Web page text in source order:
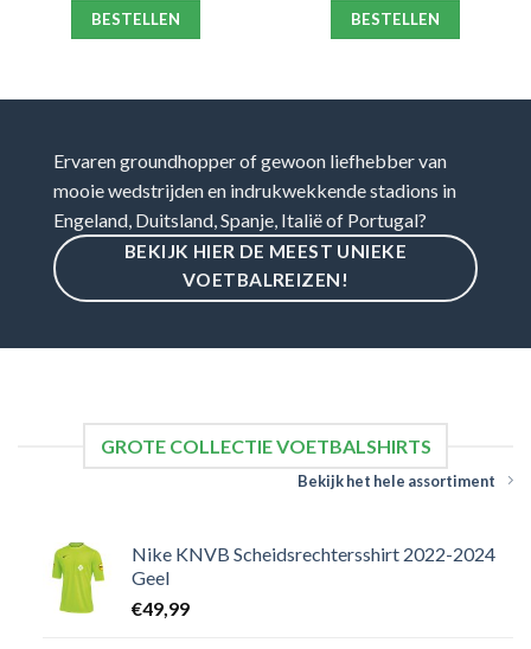
BESTELLEN BESTELLEN
Ervaren groundhopper of gewoon liefhebber van
mooie wedstrijden en indrukwekkende stadions in
Engeland, Duitsland, Spanje, Italië of Portugal?
BEKIJK HIER DE MEEST UNIEKE
VOETBALREIZEN!
GROTE COLLECTIE VOETBALSHIRTS
Bekijk het hele assortiment
Nike KNVB Scheidsrechtersshirt 2022-2024
Geel
€49,99